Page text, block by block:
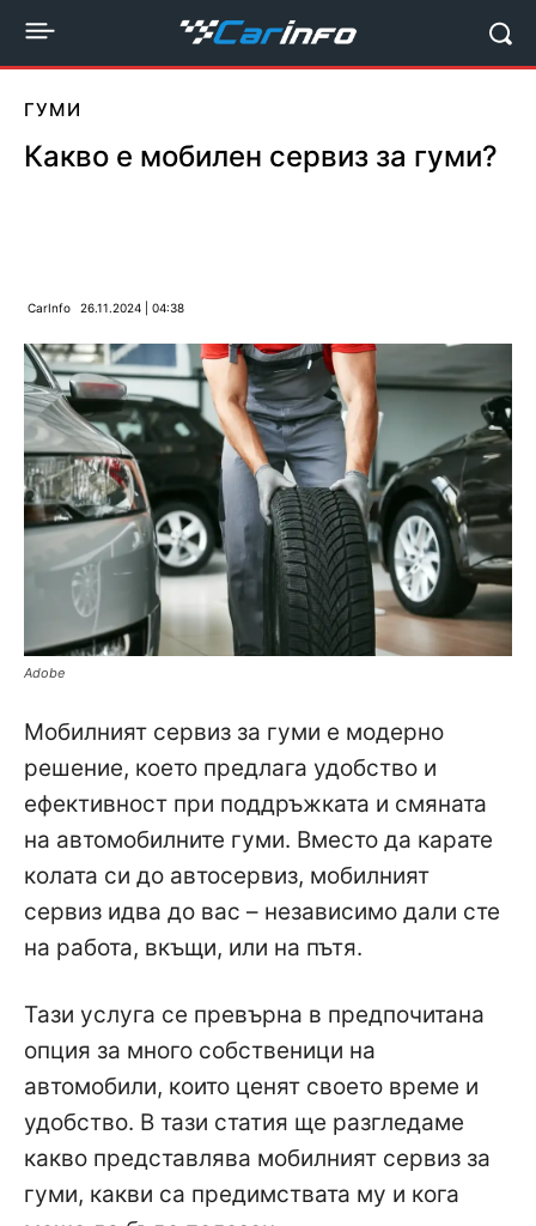
ГУМИ
Какво е мобилен сервиз за гуми?
CarInfo 26.11.2024 | 04:38
Adobe
Мобилният сервиз за гуми е модерно
решение, което предлага удобство и
ефективност при поддръжката и смяната
на автомобилните гуми. Вместо да карате
колата си до автосервиз, мобилният
сервиз идва до вас – независимо дали сте
на работа, вкъщи, или на пътя.
Тази услуга се превърна в предпочитана
опция за много собственици на
автомобили, които ценят своето време и
удобство. В тази статия ще разгледаме
какво представлява мобилният сервиз за
гуми, какви са предимствата му и кога